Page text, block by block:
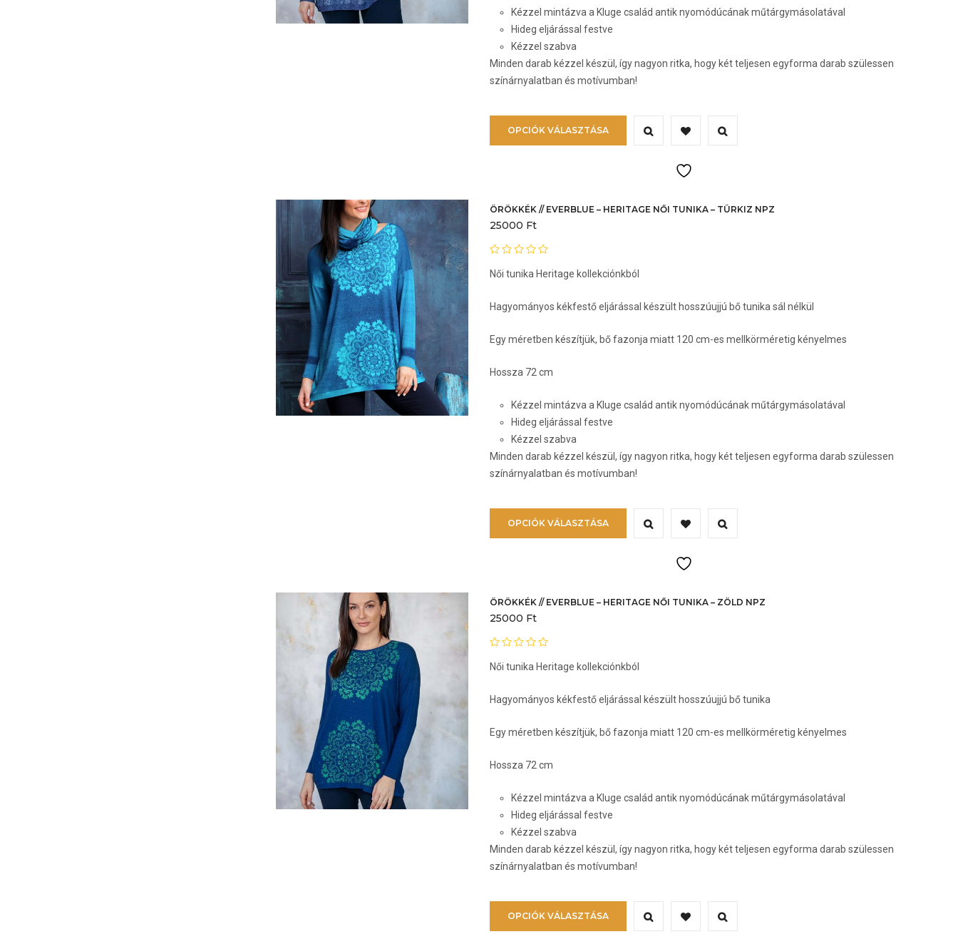
Kézzel mintázva a Kluge család antik nyomódúcának műtárgymásolatával
Hideg eljárással festve
Kézzel szabva
Minden darab kézzel készül, így nagyon ritka, hogy két teljesen egyforma darab szülessen
színárnyalatban és motívumban!
OPCIÓK VÁLASZTÁSA
van.
termékoldalon
ki
ÖRÖKKÉK // EVERBLUE – HERITAGE NŐI TUNIKA – TÜRKIZ NPZ
25000 Ft
Női tunika Heritage kollekciónkból
Hagyományos kékfestő eljárással készült hosszúujjú bő tunika sál nélkül
Egy méretben készítjük, bő fazonja miatt 120 cm-es mellkörméretig kényelmes
Hossza 72 cm
Kézzel mintázva a Kluge család antik nyomódúcának műtárgymásolatával
Hideg eljárással festve
Kézzel szabva
Minden darab kézzel készül, így nagyon ritka, hogy két teljesen egyforma darab szülessen
színárnyalatban és motívumban!
OPCIÓK VÁLASZTÁSA
van.
termékoldalon
ki
ÖRÖKKÉK // EVERBLUE – HERITAGE NŐI TUNIKA – ZÖLD NPZ
25000 Ft
Női tunika Heritage kollekciónkból
Hagyományos kékfestő eljárással készült hosszúujjú bő tunika
Egy méretben készítjük, bő fazonja miatt 120 cm-es mellkörméretig kényelmes
Hossza 72 cm
Kézzel mintázva a Kluge család antik nyomódúcának műtárgymásolatával
Hideg eljárással festve
Kézzel szabva
Minden darab kézzel készül, így nagyon ritka, hogy két teljesen egyforma darab szülessen
színárnyalatban és motívumban!
OPCIÓK VÁLASZTÁSA